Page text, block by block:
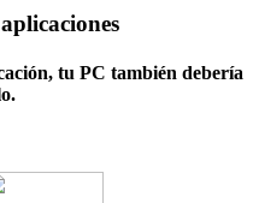
tu PC también debería